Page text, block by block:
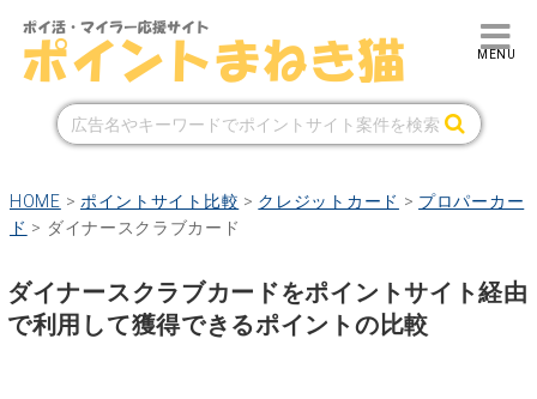
HOME > ポイントサイト比較 > クレジットカード > プロパーカー
ド > ダイナースクラブカード
ダイナースクラブカードをポイントサイト経由
で利用して獲得できるポイントの比較